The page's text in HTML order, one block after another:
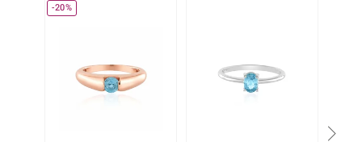
-20%